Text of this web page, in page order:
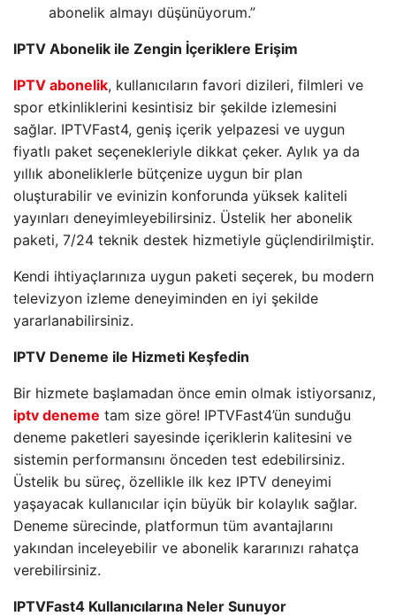
abonelik almayı düşünüyorum.”
IPTV Abonelik ile Zengin İçeriklere Erişim
IPTV abonelik, kullanıcıların favori dizileri, filmleri ve
spor etkinliklerini kesintisiz bir şekilde izlemesini
sağlar. IPTVFast4, geniş içerik yelpazesi ve uygun
fiyatlı paket seçenekleriyle dikkat çeker. Aylık ya da
yıllık aboneliklerle bütçenize uygun bir plan
oluşturabilir ve evinizin konforunda yüksek kaliteli
yayınları deneyimleyebilirsiniz. Üstelik her abonelik
paketi, 7/24 teknik destek hizmetiyle güçlendirilmiştir.
Kendi ihtiyaçlarınıza uygun paketi seçerek, bu modern
televizyon izleme deneyiminden en iyi şekilde
yararlanabilirsiniz.
IPTV Deneme ile Hizmeti Keşfedin
Bir hizmete başlamadan önce emin olmak istiyorsanız,
iptv deneme tam size göre! IPTVFast4’ün sunduğu
deneme paketleri sayesinde içeriklerin kalitesini ve
sistemin performansını önceden test edebilirsiniz.
Üstelik bu süreç, özellikle ilk kez IPTV deneyimi
yaşayacak kullanıcılar için büyük bir kolaylık sağlar.
Deneme sürecinde, platformun tüm avantajlarını
yakından inceleyebilir ve abonelik kararınızı rahatça
verebilirsiniz.
IPTVFast4 Kullanıcılarına Neler Sunuyor